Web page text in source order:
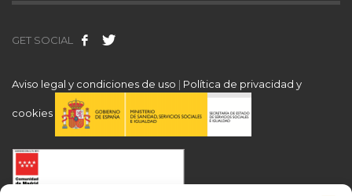
GET SOCIAL
Aviso legal y condiciones de uso | Política de privacidad y
cookies